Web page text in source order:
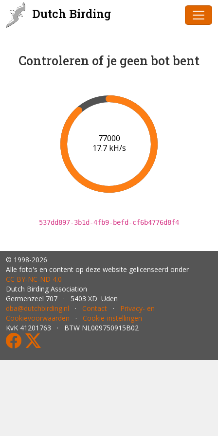
Dutch Birding
Controleren of je geen bot bent
79000
17.8 kH/s
537dd897-3b1d-4fb9-befd-cf6b4776d8f4
© 1998-2026
Alle foto's en content op deze website gelicenseerd onder
CC BY‑NC‑ND 4.0
Dutch Birding Association
Germenzeel 707 · 5403 XD Uden
dba@dutchbirding.nl · Contact · Privacy- en
Cookievoorwaarden · Cookie-instellingen
KvK 41201763 · BTW NL009750915B02